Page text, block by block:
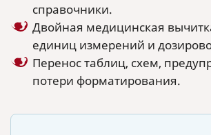
справочники.
Двойная медицинская
единиц измерений и
Перенос таблиц, схем,
потери форматирования.